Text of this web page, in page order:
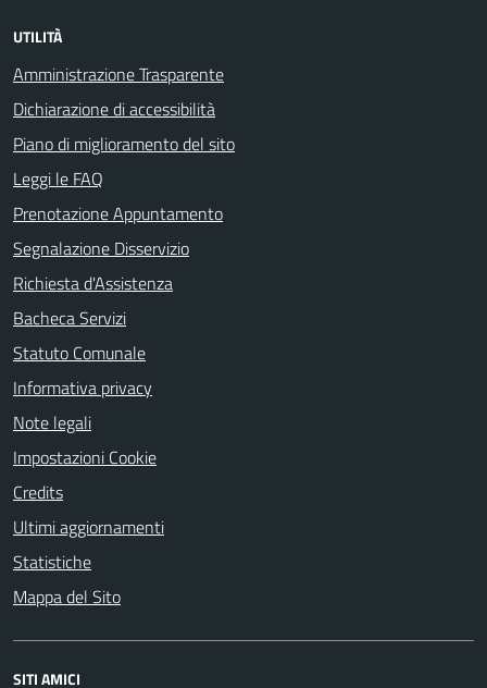
UTILITÀ
Amministrazione Trasparente
Dichiarazione di accessibilità
Piano di miglioramento del sito
Leggi le FAQ
Prenotazione Appuntamento
Segnalazione Disservizio
Richiesta d'Assistenza
Bacheca Servizi
Statuto Comunale
Informativa privacy
Note legali
Impostazioni Cookie
Credits
Ultimi aggiornamenti
Statistiche
Mappa del Sito
SITI AMICI